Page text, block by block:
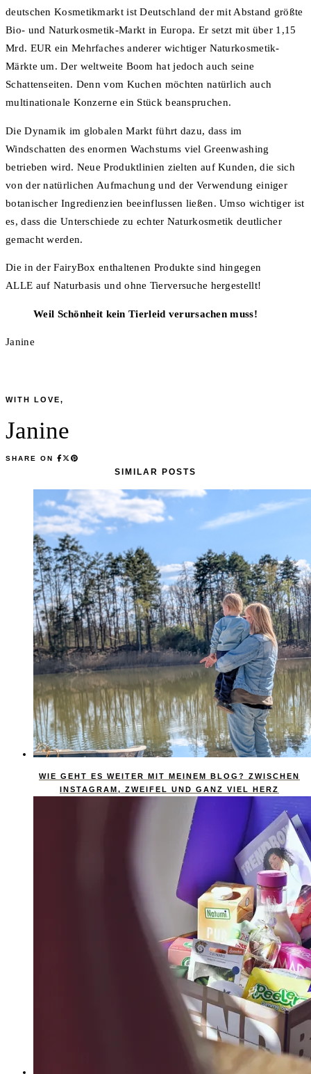
deutschen Kosmetikmarkt ist Deutschland der mit Abstand größte
Bio- und Naturkosmetik-Markt in Europa. Er setzt mit über 1,15
Mrd. EUR ein Mehrfaches anderer wichtiger Naturkosmetik-
Märkte um. Der weltweite Boom hat jedoch auch seine
Schattenseiten. Denn vom Kuchen möchten natürlich auch
multinationale Konzerne ein Stück beanspruchen.
Die Dynamik im globalen Markt führt dazu, dass im
Windschatten des enormen Wachstums viel Greenwashing
betrieben wird. Neue Produktlinien zielten auf Kunden, die sich
von der natürlichen Aufmachung und der Verwendung einiger
botanischer Ingredienzien beeinflussen ließen. Umso wichtiger ist
es, dass die Unterschiede zu echter Naturkosmetik deutlicher
gemacht werden.
Die in der FairyBox enthaltenen Produkte sind hingegen
ALLE auf Naturbasis und ohne Tierversuche hergestellt!
Weil Schönheit kein Tierleid verursachen muss!
Janine
WITH LOVE,
Janine
SHARE ON
SIMILAR POSTS
WIE GEHT ES WEITER MIT MEINEM BLOG? ZWISCHEN
INSTAGRAM, ZWEIFEL UND GANZ VIEL HERZ